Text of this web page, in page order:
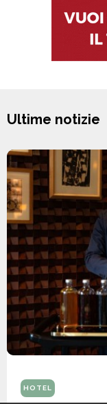
Ultime notizie
HOTEL